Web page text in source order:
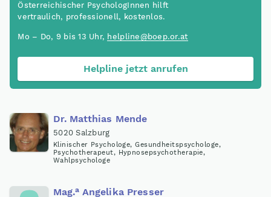
Österreichischer PsychologInnen hilft
vertraulich, professionell, kostenlos.
Mo – Do, 9 bis 13 Uhr, helpline@boep.or.at
Helpline jetzt anrufen
Dr.Matthias Mende
5020 Salzburg
Klinischer Psychologe, Gesundheitspsychologe,
Psychotherapeut, Hypnosepsychotherapie,
Wahlpsychologe
Mag.aAngelika Presser